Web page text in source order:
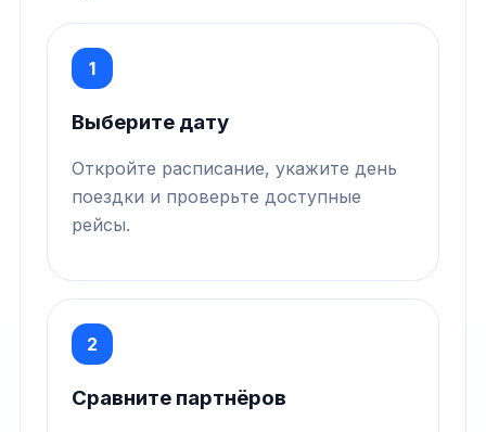
1
Выберите дату
Откройте расписание, укажите день
поездки и проверьте доступные
рейсы.
2
Сравните партнёров